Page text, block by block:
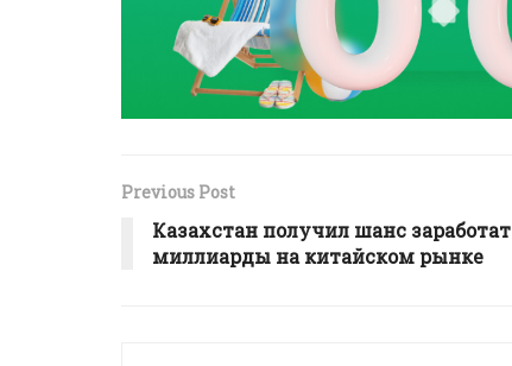
Previous Post
Казахстан получил шанс
миллиарды на китайском рынке